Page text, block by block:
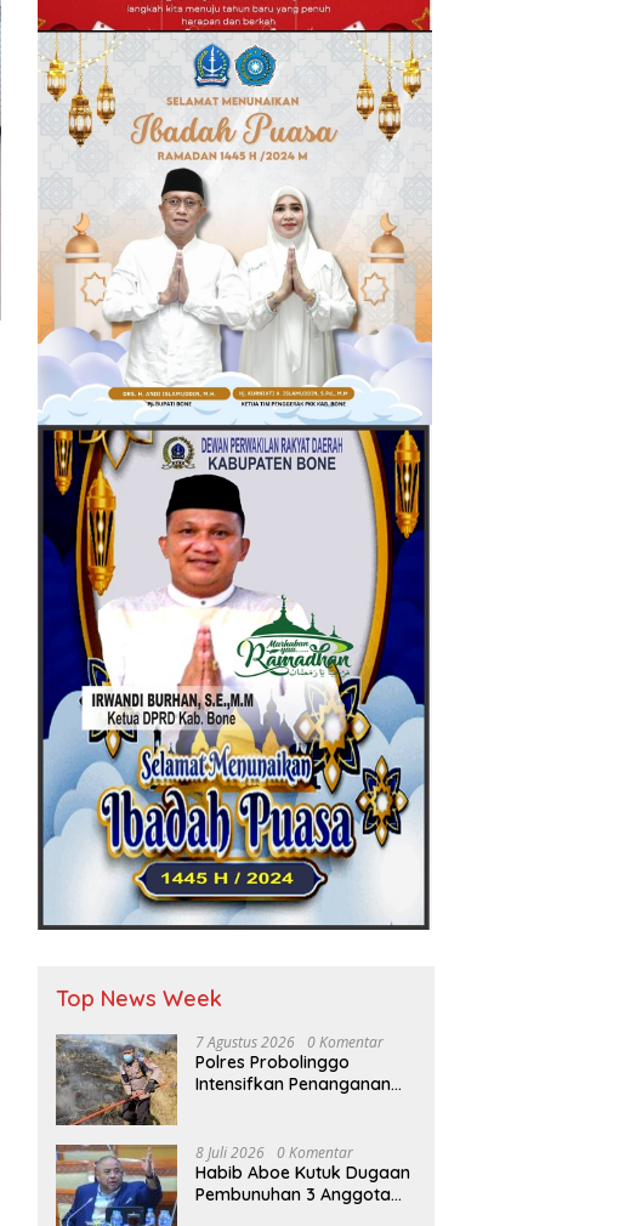
Top News Week
7 Agustus 2026 0 Komentar
Polres Probolinggo
Intensifkan Penanganan
8 Juli 2026 0 Komentar
Habib Aboe Kutuk Dugaan
Pembunuhan 3 Anggota